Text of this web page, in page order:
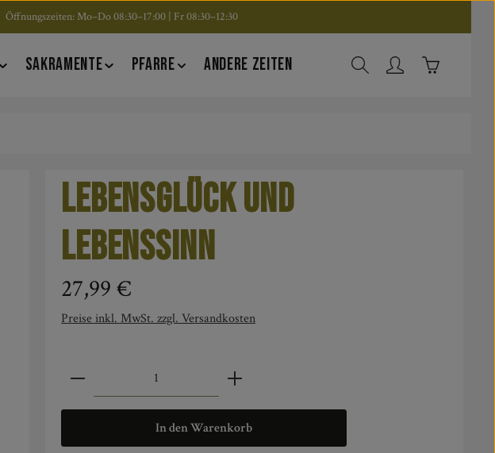
Öffnungszeiten: Mo–Do 08:30–17:00 | Fr 08:30–12:30
SAKRAMENTE PFARRE ANDERE ZEITEN Warenkorb
LebensGLÜCK und
LebensSINN
Regulärer Preis:
27,99 €
Preise inkl. MwSt. zzgl. Versandkosten
Produkt Anzahl: Gib den gewünschten Wert ein oder
In den Warenkorb